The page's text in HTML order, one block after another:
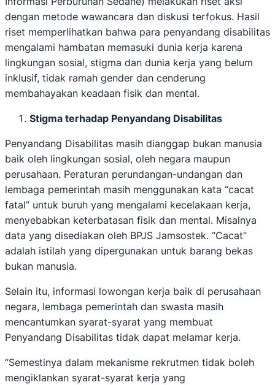
dengan metode wawancara dan diskusi terfokus. Hasil
riset memperlihatkan bahwa para penyandang disabilitas
mengalami hambatan memasuki dunia kerja karena
lingkungan sosial, stigma dan dunia kerja yang belum
inklusif, tidak ramah gender dan cenderung
membahayakan keadaan fisik dan mental.
Stigma terhadap Penyandang Disabilitas
Penyandang Disabilitas masih dianggap bukan manusia
baik oleh lingkungan sosial, oleh negara maupun
perusahaan. Peraturan perundangan-undangan dan
lembaga pemerintah masih menggunakan kata “cacat
fatal” untuk buruh yang mengalami kecelakaan kerja,
menyebabkan keterbatasan fisik dan mental. Misalnya
data yang disediakan oleh BPJS Jamsostek. “Cacat”
adalah istilah yang dipergunakan untuk barang bekas
bukan manusia.
Selain itu, informasi lowongan kerja baik di perusahaan
negara, lembaga pemerintah dan swasta masih
mencantumkan syarat-syarat yang membuat
Penyandang Disabilitas tidak dapat melamar kerja.
“Semestinya dalam mekanisme rekrutmen tidak boleh
mengiklankan syarat-syarat kerja yang